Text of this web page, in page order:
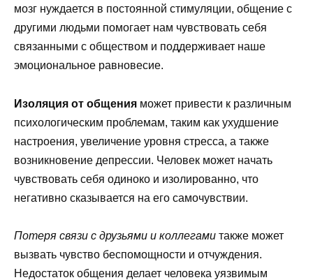
мозг нуждается в постоянной стимуляции, общение с
другими людьми помогает нам чувствовать себя
связанными с обществом и поддерживает наше
эмоциональное равновесие.
Изоляция от общения может привести к различным
психологическим проблемам, таким как ухудшение
настроения, увеличение уровня стресса, а также
возникновение депрессии. Человек может начать
чувствовать себя одиноко и изолированно, что
негативно сказывается на его самочувствии.
Потеря связи с друзьями и коллегами также может
вызвать чувство беспомощности и отчуждения.
Недостаток общения делает человека уязвимым